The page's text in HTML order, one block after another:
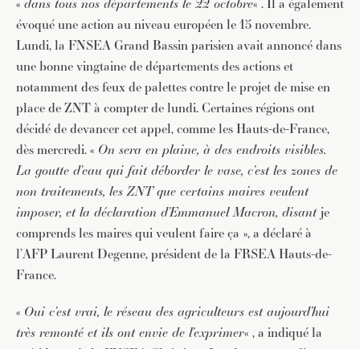
évoqué une action au niveau européen le 15 novembre.
Lundi, la FNSEA Grand Bassin parisien avait annoncé dans
une bonne vingtaine de départements des actions et
notamment des feux de palettes contre le projet de mise en
place de ZNT à compter de lundi. Certaines régions ont
décidé de devancer cet appel, comme les Hauts-de-France,
dès mercredi. « On sera en plaine, à des endroits visibles.
La goutte d’eau qui fait déborder le vase, c’est les zones de
non traitements, les ZNT que certains maires veulent
imposer, et la déclaration d’Emmanuel Macron, disantje
comprends les maires qui veulent faire ça », a déclaré à
l’AFP Laurent Degenne, président de la FRSEA Hauts-de-
France.
« Oui c’est vrai, le réseau des agriculteurs est aujourd’hui
très remonté et ils ont envie de l’exprimer« , a indiqué la